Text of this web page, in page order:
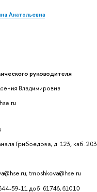
Анатольевна
руководителя
Владимировна
Грибоедова, д. 123, каб. 203
tmoshkova@hse.ru
59-11 доб. 61746, 61010